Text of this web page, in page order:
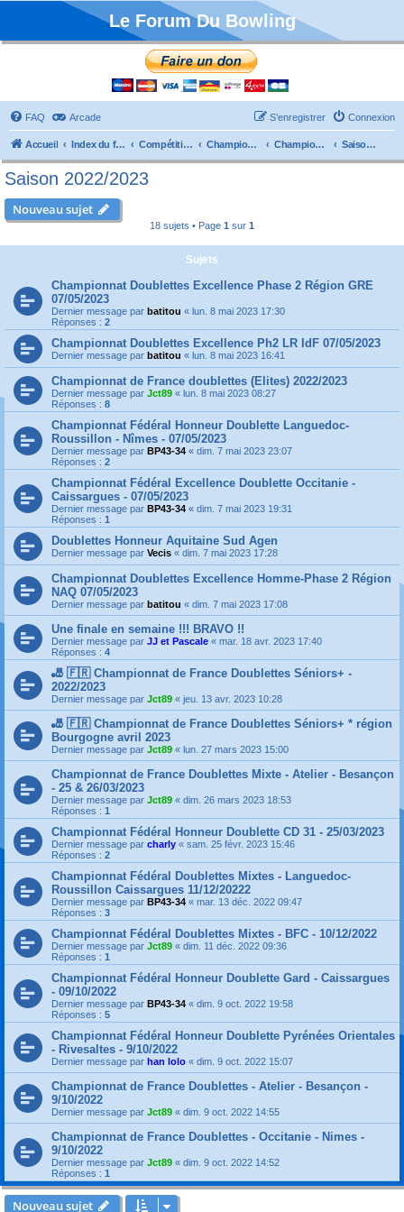
Le Forum Du Bowling
FAQ Arcade Connexion
S’enregistrer
Accueil Index du forum Compétitions Championnats de France Championnat Doublettes Saison 2022/2023
Saison 2022/2023
Nouveau sujet
18 sujets • Page 1 sur 1
Sujets
Championnat Doublettes Excellence Phase 2 Région GRE
07/05/2023
Dernier message par batitou « lun. 8 mai 2023 17:30
Réponses : 2
Championnat Doublettes Excellence Ph2 LR IdF 07/05/2023
Dernier message par batitou « lun. 8 mai 2023 16:41
Championnat de France doublettes (Elites) 2022/2023
Dernier message par Jct89 « lun. 8 mai 2023 08:27
Réponses : 8
Championnat Fédéral Honneur Doublette Languedoc-
Roussillon - Nîmes - 07/05/2023
Dernier message par BP43-34 « dim. 7 mai 2023 23:07
Réponses : 2
Championnat Fédéral Excellence Doublette Occitanie -
Caissargues - 07/05/2023
Dernier message par BP43-34 « dim. 7 mai 2023 19:31
Réponses : 1
Doublettes Honneur Aquitaine Sud Agen
Dernier message par Vecis « dim. 7 mai 2023 17:28
Championnat Doublettes Excellence Homme-Phase 2 Région
NAQ 07/05/2023
Dernier message par batitou « dim. 7 mai 2023 17:08
Une finale en semaine !!! BRAVO !!
Dernier message par JJ et Pascale « mar. 18 avr. 2023 17:40
Réponses : 4
🎳 🇫🇷 Championnat de France Doublettes Séniors+ -
2022/2023
Dernier message par Jct89 « jeu. 13 avr. 2023 10:28
🎳 🇫🇷 Championnat de France Doublettes Séniors+ * région
Bourgogne avril 2023
Dernier message par Jct89 « lun. 27 mars 2023 15:00
Championnat de France Doublettes Mixte - Atelier - Besançon
- 25 & 26/03/2023
Dernier message par Jct89 « dim. 26 mars 2023 18:53
Réponses : 1
Championnat Fédéral Honneur Doublette CD 31 - 25/03/2023
Dernier message par charly « sam. 25 févr. 2023 15:46
Réponses : 2
Championnat Fédéral Doublettes Mixtes - Languedoc-
Roussillon Caissargues 11/12/20222
Dernier message par BP43-34 « mar. 13 déc. 2022 09:47
Réponses : 3
Championnat Fédéral Doublettes Mixtes - BFC - 10/12/2022
Dernier message par Jct89 « dim. 11 déc. 2022 09:36
Réponses : 1
Championnat Fédéral Honneur Doublette Gard - Caissargues
- 09/10/2022
Dernier message par BP43-34 « dim. 9 oct. 2022 19:58
Réponses : 5
Championnat Fédéral Honneur Doublette Pyrénées Orientales
- Rivesaltes - 9/10/2022
Dernier message par han lolo « dim. 9 oct. 2022 15:07
Championnat de France Doublettes - Atelier - Besançon -
9/10/2022
Dernier message par Jct89 « dim. 9 oct. 2022 14:55
Championnat de France Doublettes - Occitanie - Nimes -
9/10/2022
Dernier message par Jct89 « dim. 9 oct. 2022 14:52
Réponses : 1
Nouveau sujet